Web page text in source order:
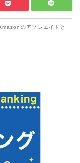
のアソシエイトと